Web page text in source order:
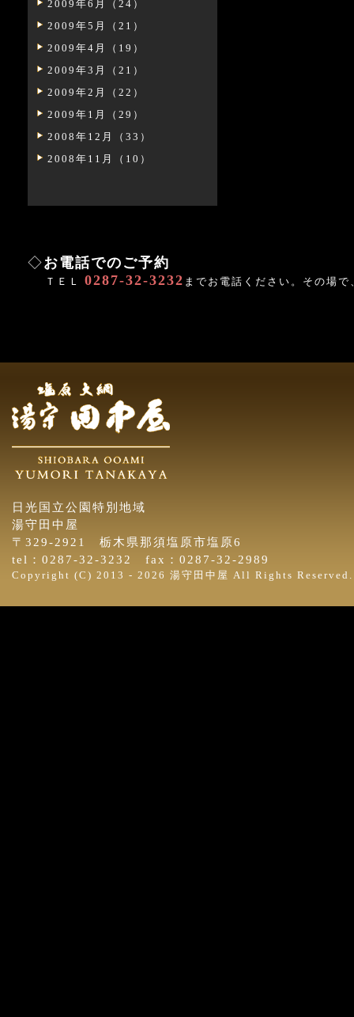
2009年6月（24）
2009年5月（21）
2009年4月（19）
2009年3月（21）
2009年2月（22）
2009年1月（29）
2008年12月（33）
2008年11月（10）
◇お電話でのご予約
ＴＥＬ 0287-32-3232 までお電話ください。その場
日光国立公園特別地域
湯守田中屋
〒329-2921 栃木県那須塩原市塩原6
tel：0287-32-3232 fax：0287-32-2989
Copyright (C) 2013 - 2026 湯守田中屋 All Rights Reserved.